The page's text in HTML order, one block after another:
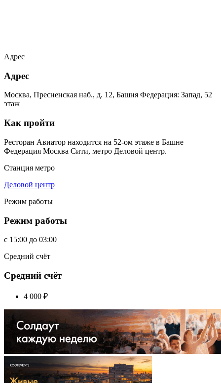
Адрес
Адрес
Москва, Пресненская наб., д. 12, Башня Федерация: Запад, 52
этаж
Как пройти
Ресторан Авиатор находится на 52-ом этаже в Башне
Федерация Москва Сити, метро Деловой центр.
Станция метро
Деловой центр
Режим работы
Режим работы
c 15:00 до 03:00
Средний счёт
Средний счёт
4 000 ₽